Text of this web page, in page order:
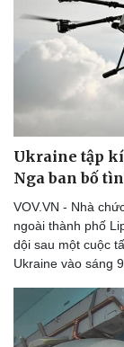
Thông tin doanh
Doanh nhân
Vì cộng đồng
Ukraine tập
Nga ban bố
VOV.VN - Nhà
ngoài thành phố
dội sau một cuộc
Ukraine vào sáng